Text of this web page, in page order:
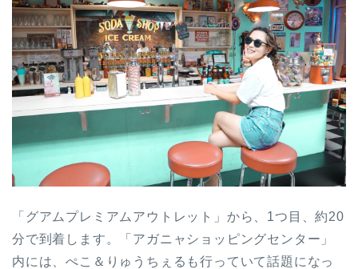
「グアムプレミアムアウトレット」から、1つ目、約20
分で到着します。「アガニャショッピングセンター」
内には、ぺこ＆りゅうちぇるも行っていて話題になっ